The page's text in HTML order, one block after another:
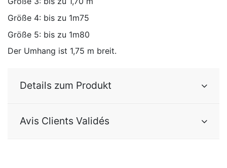
Größe 4: bis zu 1m75
Größe 5: bis zu 1m80
Der Umhang ist 1,75 m breit.
Details zum Produkt
Avis Clients Validés